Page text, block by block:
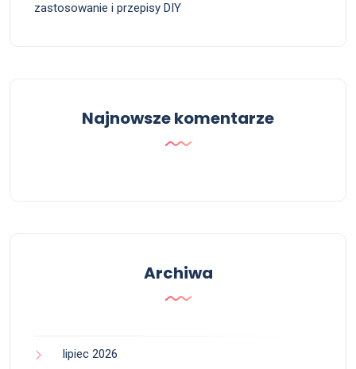
zastosowanie i przepisy DIY
Najnowsze komentarze
Archiwa
lipiec 2026